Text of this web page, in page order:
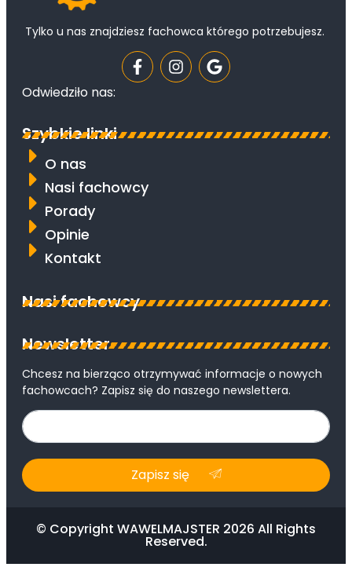
Tylko u nas znajdziesz fachowca którego potrzebujesz.
Odwiedziło nas:
Szybkie linki
O nas
Nasi fachowcy
Porady
Opinie
Kontakt
Nasi fachowcy
Newsletter
Chcesz na bierząco otrzymywać informacje o nowych
fachowcach? Zapisz się do naszego newslettera.
Zapisz się
© Copyright WAWELMAJSTER 2026 All Rights
Reserved.